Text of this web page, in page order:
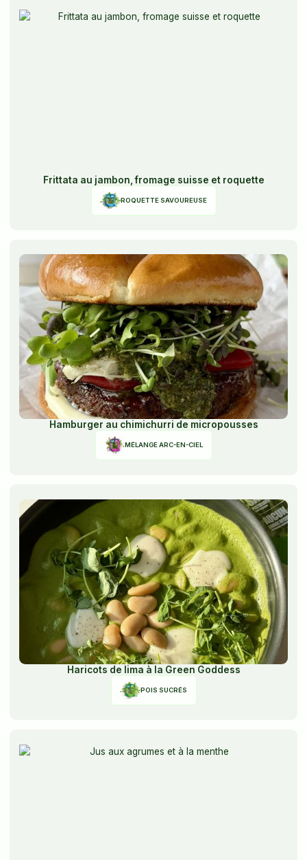
Frittata au jambon, fromage suisse et roquette
ROQUETTE SAVOUREUSE
Hamburger au chimichurri de micropousses
MÉLANGE ARC-EN-CIEL
Haricots de lima à la Green Goddess
POIS SUCRÉS